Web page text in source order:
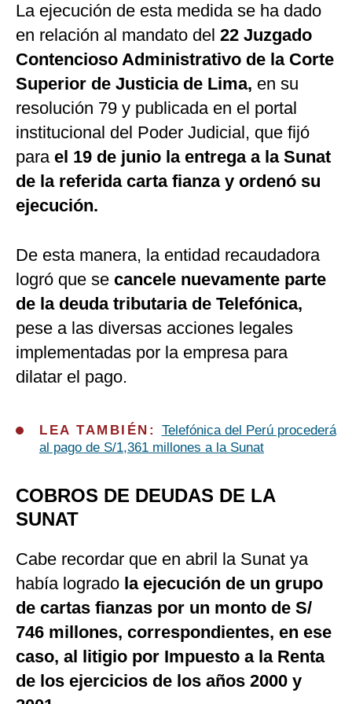
La ejecución de esta medida se ha dado
en relación al mandato del 22 Juzgado
Contencioso Administrativo de la Corte
Superior de Justicia de Lima, en su
resolución 79 y publicada en el portal
institucional del Poder Judicial, que fijó
para el 19 de junio la entrega a la Sunat
de la referida carta fianza y ordenó su
ejecución.
De esta manera, la entidad recaudadora
logró que se cancele nuevamente parte
de la deuda tributaria de Telefónica,
pese a las diversas acciones legales
implementadas por la empresa para
dilatar el pago.
LEA TAMBIÉN: Telefónica del Perú procederá
al pago de S/1,361 millones a la Sunat
COBROS DE DEUDAS DE LA
SUNAT
Cabe recordar que en abril la Sunat ya
había logrado la ejecución de un grupo
de cartas fianzas por un monto de S/
746 millones, correspondientes, en ese
caso, al litigio por Impuesto a la Renta
de los ejercicios de los años 2000 y